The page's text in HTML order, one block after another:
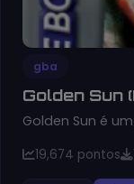
gba
Golden Sun
Golden Sun é
19,674 pontos